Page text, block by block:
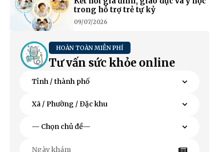
trong hỗ trợ trẻ tự kỷ
09/07/2026
HOÀN TOÀN MIỄN PHÍ
Tư vấn sức khỏe online